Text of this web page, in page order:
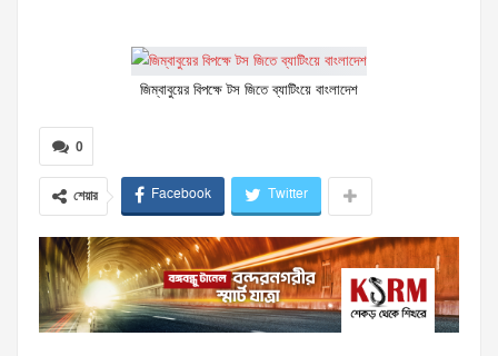
জিম্বাবুয়ের বিপক্ষে টস জিতে ব্যাটিংয়ে বাংলাদেশ
0
শেয়ার Facebook Twitter